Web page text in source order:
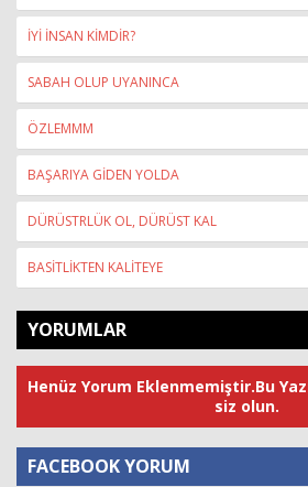
İYİ İNSAN KİMDİR?
SABAH OLUP UYANINCA
ÖZLEMMM
BAŞARIYA GİDEN YOLDA
DÜRÜSTRLÜK OL, DÜRÜST KAL
BASİTLİKTEN KALİTEYE
YORUMLAR
Henüz Yorum Eklenmemiştir.Bu
siz olun.
FACEBOOK YORUM